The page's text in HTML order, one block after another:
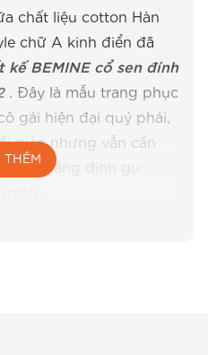
chất liệu cotton Hàn
chữ A kinh điển đã
kế BEMINE cổ sen đính
. Đây là mẫu trang phục
gái hiện đại quý phái,
giản nhưng vẫn cần
để khẳng định gu
mẫu thiết kế này, đội
XEM THÊM